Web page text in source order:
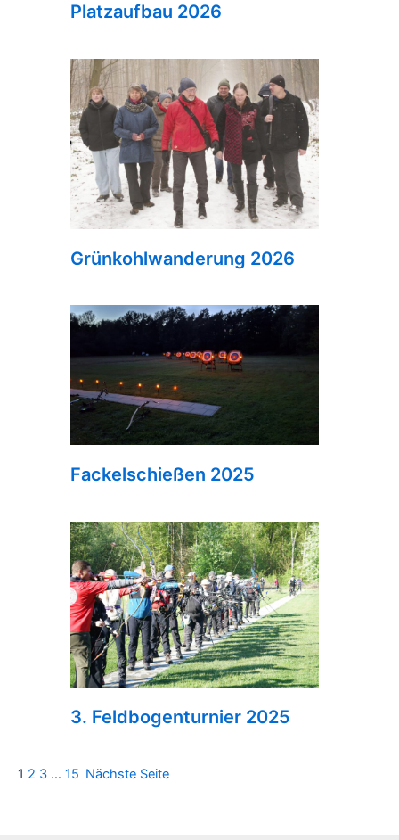
Platzaufbau 2026
Grünkohlwanderung 2026
Fackelschießen 2025
3. Feldbogenturnier 2025
1 2 3 … 15 Nächste Seite